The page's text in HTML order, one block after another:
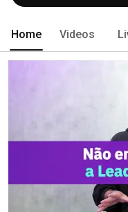
Home Videos